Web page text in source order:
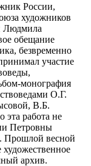
России,
художников
Людмила
обещание
безвременно
участие
монография
О.Г.
В.Б.
работа не
Петровны
Прошлой весной
архив.